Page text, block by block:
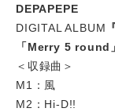
DEPAPEPE
DIGITAL ALBUM
「Merry 5 round
＜収録曲＞
M1：風
M2：Hi-D!!